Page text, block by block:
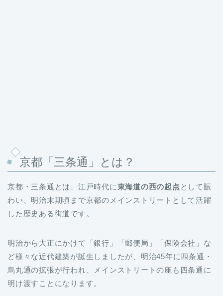
京都「三条通」とは？
京都・三条通とは、江戸時代に東海道の西の起点 として賑
わい、明治末期頃まで京都のメインストリートとして活躍
した歴史ある街道です。
明治から大正にかけて「銀行」「郵便局」「保険会社」な
ど様々な近代建築が誕生しましたが、明治45年に四条通・
烏丸通の拡張が行われ、メインストリートの座も四条通に
明け渡すことになります。